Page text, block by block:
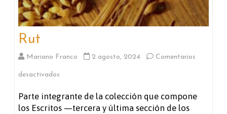
Rut
Mariano Franco 2 agosto, 2024 Comentarios
desactivados
Parte integrante de la colección que compone
los Escritos —tercera y última sección de los